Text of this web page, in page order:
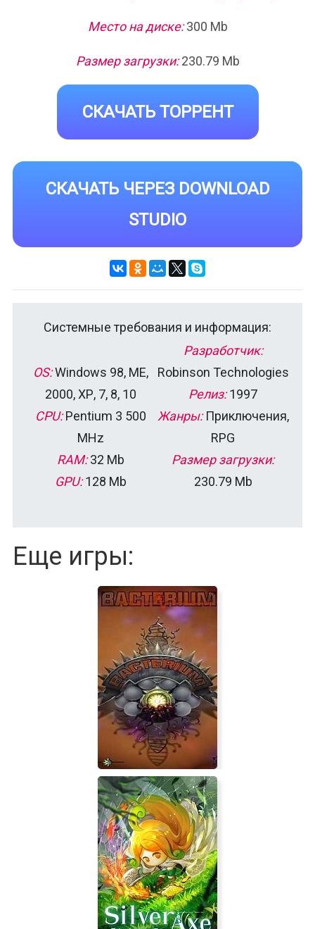
Место на диске:300 Mb
Размер загрузки:230.79 Mb
СКАЧАТЬ ТОРРЕНТ
СКАЧАТЬ ЧЕРЕЗ DOWNLOAD
STUDIO
Системные требования и информация:
OS:Windows 98, ME,
2000, ХР, 7, 8, 10
CPU:Pentium 3 500
MHz
RAM:32 Mb
GPU:128 Mb
Разработчик:
Robinson Technologies
Релиз:1997
Жанры:Приключения,
RPG
Размер загрузки:
230.79 Mb
Еще игры:
Bacterium